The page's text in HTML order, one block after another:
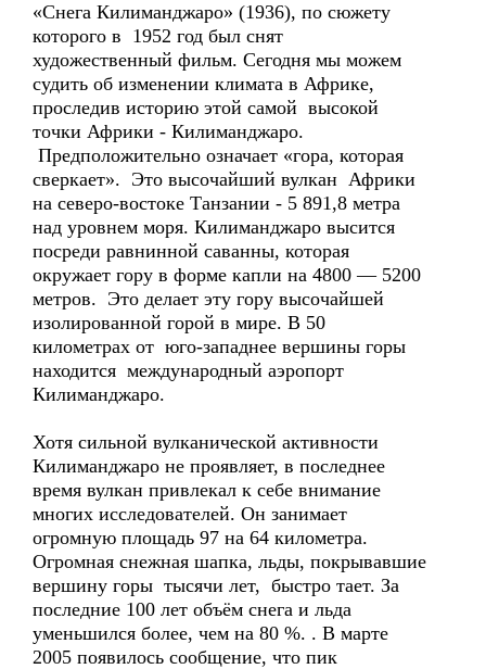
«Снега Килиманджаро» (1936), по сюжету
которого в 1952 год был снят
художественный фильм. Сегодня мы можем
судить об изменении климата в Африке,
проследив историю этой самой высокой
точки Африки - Килиманджаро.
Предположительно означает «гора, которая
сверкает». Это высочайший вулкан Африки
на северо-востоке Танзании - 5 891,8 метра
над уровнем моря. Килиманджаро высится
посреди равнинной саванны, которая
окружает гору в форме капли на 4800 — 5200
метров. Это делает эту гору высочайшей
изолированной горой в мире. В 50
километрах от юго-западнее вершины горы
находится международный аэропорт
Килиманджаро.
Хотя сильной вулканической активности
Килиманджаро не проявляет, в последнее
время вулкан привлекал к себе внимание
многих исследователей. Он занимает
огромную площадь 97 на 64 километра.
Огромная снежная шапка, льды, покрывавшие
вершину горы тысячи лет, быстро тает. За
последние 100 лет объём снега и льда
уменьшился более, чем на 80 %. . В марте
2005 появилось сообщение, что пик